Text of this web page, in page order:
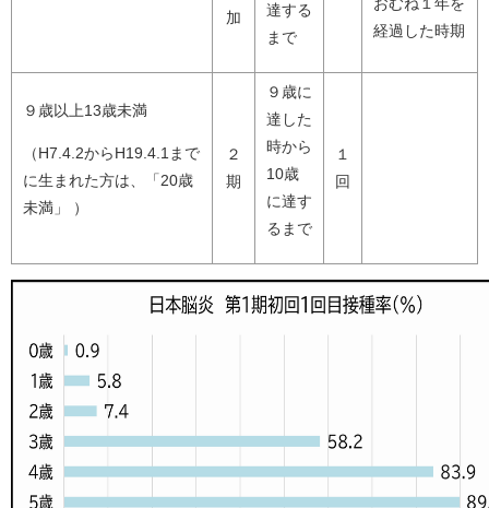
加
達する
まで
経過した時期
９歳以上13歳未満
（H7.4.2からH19.4.1まで
に生まれた方は、「20歳
未満」 ）
２
期
９歳に
達した
時から
10歳
に達す
るまで
１
回